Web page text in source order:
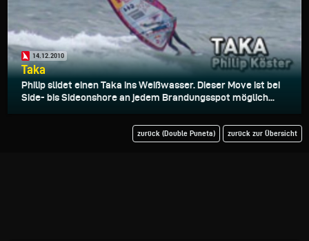
14.12.2010
Taka
Philip slidet einen Taka ins Weißwasser. Dieser Move ist bei
Side- bis Sideonshore an jedem Brandungsspot möglich...
zurück (Double Puneta) zurück zur Übersicht